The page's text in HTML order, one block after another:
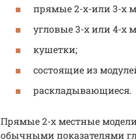
прямые 2-х-или 3-х
угловые 3-х или 4-х
кушетки;
состоящие из
раскладывающиеся.
Прямые 2-х местные
обычными показателями